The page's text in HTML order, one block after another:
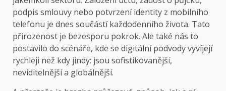
podpis smlouvy nebo potvrzení identity z mobilního
telefonu je dnes součástí každodenního života. Tato
přirozenost je bezesporu pokrok. Ale také nás to
postavilo do scénáře, kde se digitální podvody vyvíjejí
rychleji než kdy jindy: jsou sofistikovanější,
neviditelnější a globálnější.